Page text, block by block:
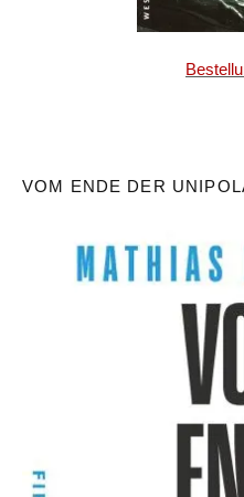
VOM ENDE DER